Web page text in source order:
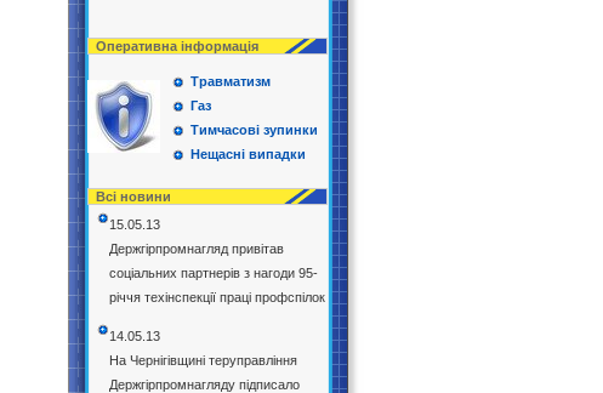
Оперативна інформація
Травматизм
Газ
Тимчасові зупинки
Нещасні випадки
Всі новини
15.05.13
Держгірпромнагляд привітав
соціальних партнерів з нагоди 95-
річчя техінспекції праці профспілок
14.05.13
На Чернігівщині теруправління
Держгірпромнагляду підписало